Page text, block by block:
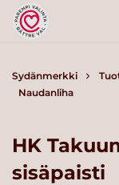
Sydänmerkki
Naudanliha
HK
sisäpaisti